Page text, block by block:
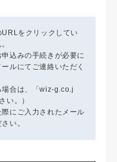
をクリックしてい
込みの手続きが必要に
ルにてご連絡いただく
合は、「wiz-g.co.j
い。）
にご入力されたメール
い。